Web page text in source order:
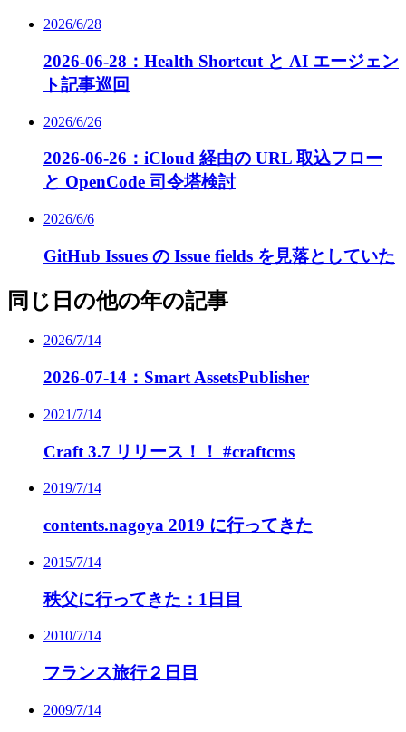
2026/6/28
2026-06-28：Health Shortcut と AI エージェン
ト記事巡回
2026/6/26
2026-06-26：iCloud 経由の URL 取込フロー
と OpenCode 司令塔検討
2026/6/6
GitHub Issues の Issue fields を見落としていた
同じ日の他の年の記事
2026/7/14
2026-07-14：Smart AssetsPublisher
2021/7/14
Craft 3.7 リリース！！ #craftcms
2019/7/14
contents.nagoya 2019 に行ってきた
2015/7/14
秩父に行ってきた：1日目
2010/7/14
フランス旅行２日目
2009/7/14